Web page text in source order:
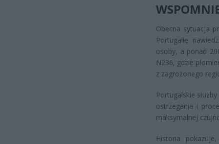
Obecna sytuacja
Portugalię
osoby, a ponad
N236, gdzie
z zagrożonego
Portugalskie
ostrzegania i
maksymalnej
Historia